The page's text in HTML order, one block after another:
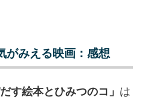
がみえる映画：感想
す絵本とひみつのコ」 は